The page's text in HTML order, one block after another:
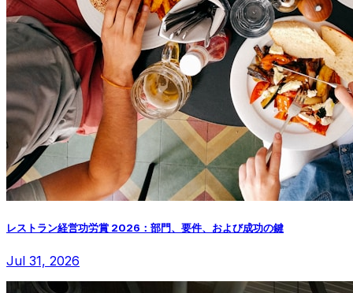
レストラン経営功労賞 2026：部門、要件、および成功の鍵
Jul 31, 2026